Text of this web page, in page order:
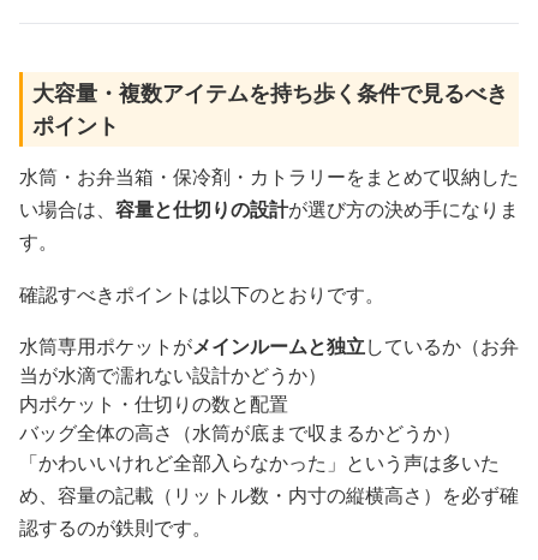
大容量・複数アイテムを持ち歩く条件で見るべき
ポイント
水筒・お弁当箱・保冷剤・カトラリーをまとめて収納した
い場合は、 容量と仕切りの設計が選び方の決め手になりま
す。
確認すべきポイントは以下のとおりです。
水筒専用ポケットがメインルームと独立しているか（お弁
当が水滴で濡れない設計かどうか）
内ポケット・仕切りの数と配置
バッグ全体の高さ（水筒が底まで収まるかどうか）
「かわいいけれど全部入らなかった」という声は多いた
め、容量の記載（リットル数・内寸の縦横高さ）を必ず確
認するのが鉄則です。